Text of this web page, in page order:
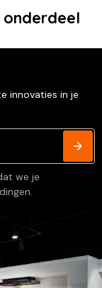
onderdeel
innovaties in je
we je